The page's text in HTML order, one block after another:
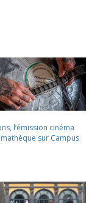
l’émission cinéma
sur Campus